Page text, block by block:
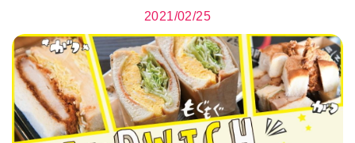
プライバシーポリシー
FAQ
2021/02/25